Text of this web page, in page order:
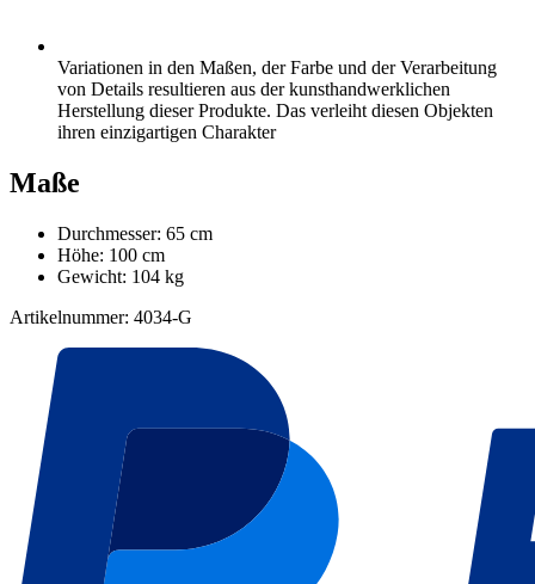
Variationen in den Maßen, der Farbe und der Verarbeitung
von Details resultieren aus der kunsthandwerklichen
Herstellung dieser Produkte. Das verleiht diesen Objekten
ihren einzigartigen Charakter
Maße
Durchmesser: 65 cm
Höhe: 100 cm
Gewicht: 104 kg
Artikelnummer: 4034-G